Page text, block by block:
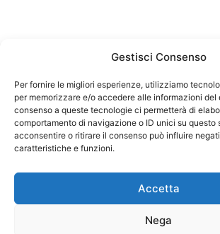
Gestisci Consenso
Per fornire le migliori esperienze, utilizziamo
per memorizzare e/o accedere alle informazioni del
consenso a queste tecnologie ci permetterà di
comportamento di navigazione o ID unici su questo
acconsentire o ritirare il consenso può influire
caratteristiche e funzioni.
Accetta
Nega
Federazione Nazionale Degli Ordini
codice fiscale
Responsabile sito internet